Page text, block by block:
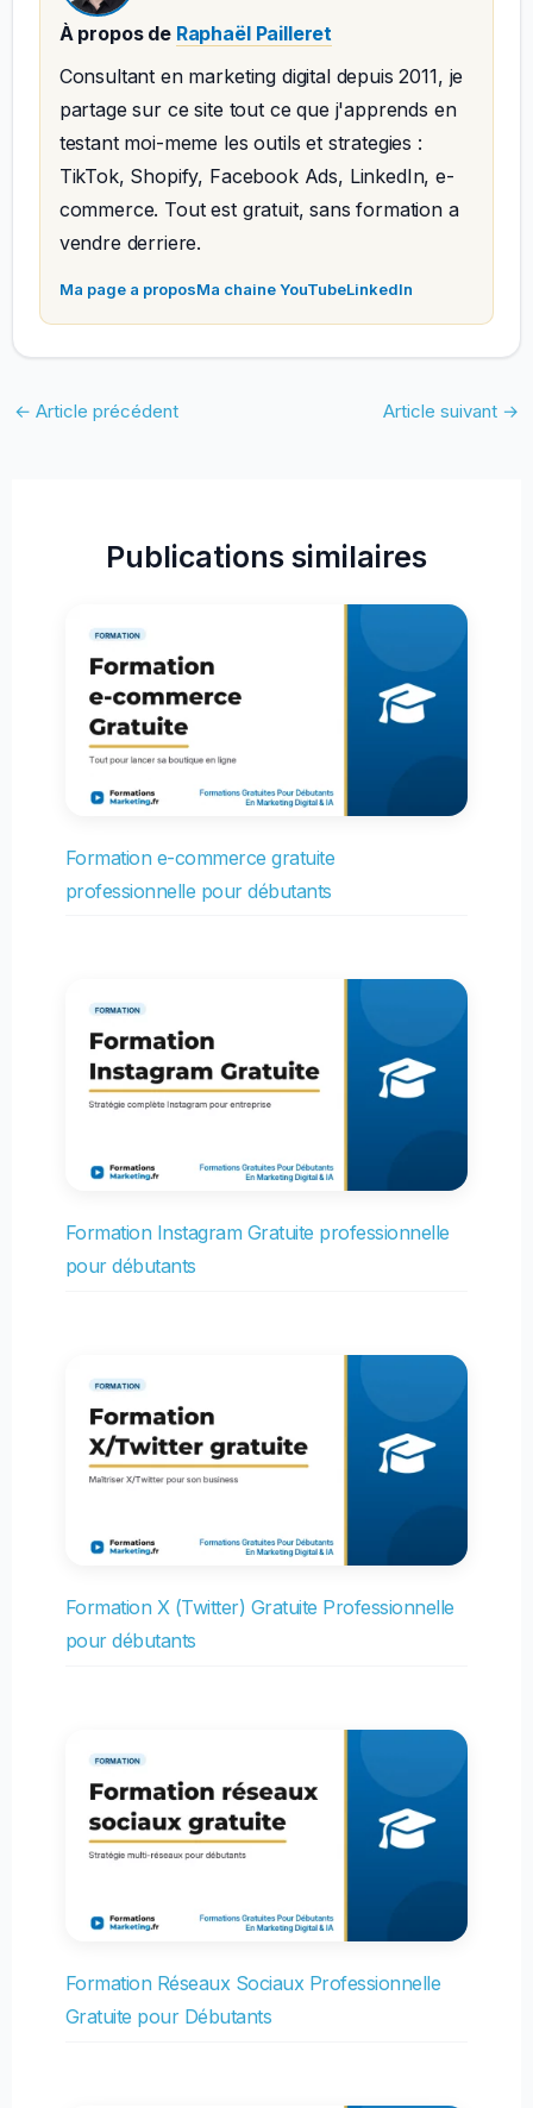
À propos de Raphaël Pailleret
Consultant en marketing digital depuis 2011, je
partage sur ce site tout ce que j'apprends en
testant moi-meme les outils et strategies :
TikTok, Shopify, Facebook Ads, LinkedIn, e-
commerce. Tout est gratuit, sans formation a
vendre derriere.
Ma page a proposMa chaine YouTubeLinkedIn
← Article précédent Article suivant →
Publications similaires
Formation e-commerce gratuite
professionnelle pour débutants
Formation Instagram Gratuite professionnelle
pour débutants
Formation X (Twitter) Gratuite Professionnelle
pour débutants
Formation Réseaux Sociaux Professionnelle
Gratuite pour Débutants